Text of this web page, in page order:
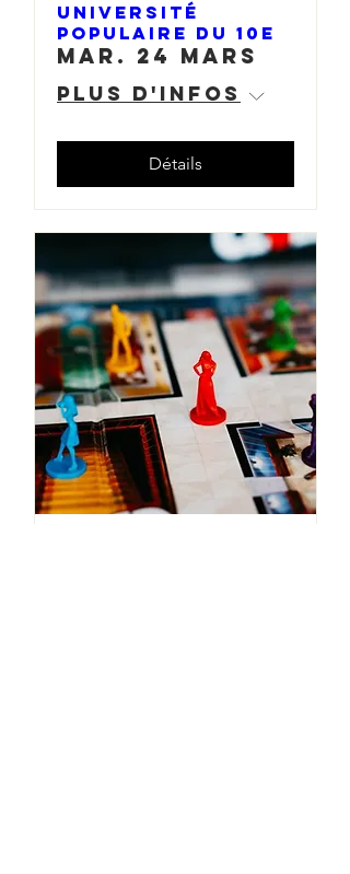
Université
populaire du 10e
mar. 24 mars
Plus d'infos
Détails